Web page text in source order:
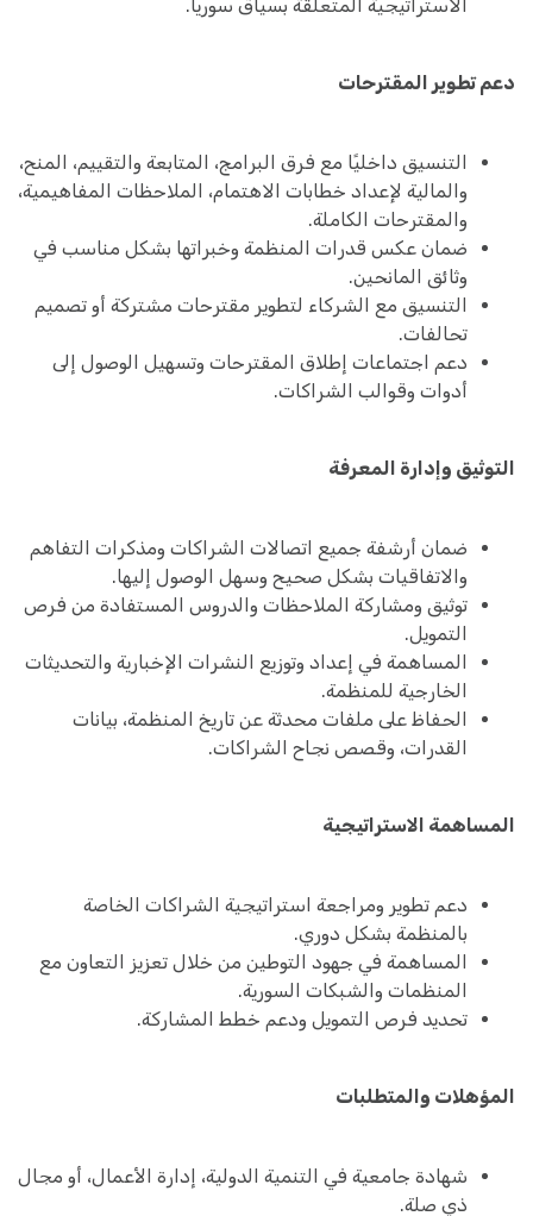
الاستراتيجية المتعلقة بسياق سوريا.
دعم تطوير المقترحات
التنسيق داخليًا مع فرق البرامج، المتابعة والتقييم، المنح،
والمالية لإعداد خطابات الاهتمام، الملاحظات المفاهيمية،
والمقترحات الكاملة.
ضمان عكس قدرات المنظمة وخبراتها بشكل مناسب في
وثائق المانحين.
التنسيق مع الشركاء لتطوير مقترحات مشتركة أو تصميم
تحالفات.
دعم اجتماعات إطلاق المقترحات وتسهيل الوصول إلى
أدوات وقوالب الشراكات.
التوثيق وإدارة المعرفة
ضمان أرشفة جميع اتصالات الشراكات ومذكرات التفاهم
والاتفاقيات بشكل صحيح وسهل الوصول إليها.
توثيق ومشاركة الملاحظات والدروس المستفادة من فرص
التمويل.
المساهمة في إعداد وتوزيع النشرات الإخبارية والتحديثات
الخارجية للمنظمة.
الحفاظ على ملفات محدثة عن تاريخ المنظمة، بيانات
القدرات، وقصص نجاح الشراكات.
المساهمة الاستراتيجية
دعم تطوير ومراجعة استراتيجية الشراكات الخاصة
بالمنظمة بشكل دوري.
المساهمة في جهود التوطين من خلال تعزيز التعاون مع
المنظمات والشبكات السورية.
تحديد فرص التمويل ودعم خطط المشاركة.
المؤهلات والمتطلبات
شهادة جامعية في التنمية الدولية، إدارة الأعمال، أو مجال
ذي صلة.